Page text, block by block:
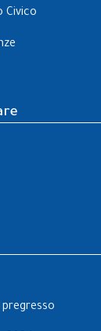
Civico
pregresso